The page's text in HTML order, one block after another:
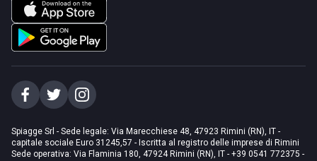
Spiagge Srl - Sede legale: Via Marecchiese 48, 47923 Rimini (RN), IT -
capitale sociale Euro 31245,57 - Iscritta al registro delle imprese di Rimini
Sede operativa: Via Flaminia 180, 47924 Rimini (RN), IT - +39 0541 772375 -